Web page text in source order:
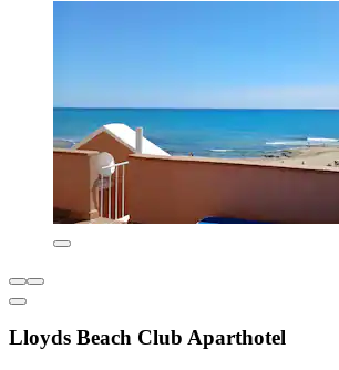
Lloyds Beach Club Aparthotel